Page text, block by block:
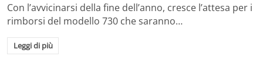
Con l’avvicinarsi della fine dell’anno, cresce l’attesa per i
rimborsi del modello 730 che saranno…
Leggi di più